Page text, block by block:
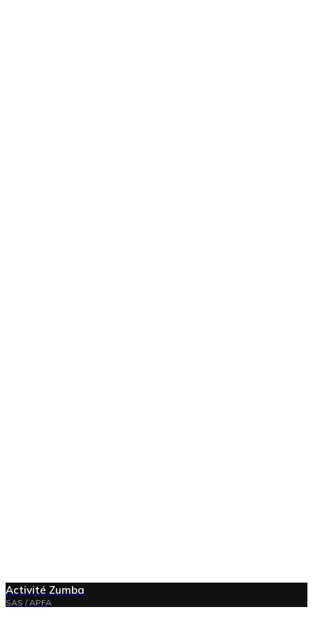
Activité Zumba
SAS / APFA